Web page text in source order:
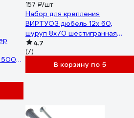
500
157 ₽/шт
Набор для крепления
ВИРТУОЗ дюбель 12х 60,
шуруп 8х70 шестигранная
головка, 4 шт. 00149
4.7
(7)
В корзину по 5